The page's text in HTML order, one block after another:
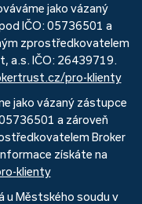
jako vázaný
IČO: 05736501 a
zprostředkovatelem
a.s. IČO: 26439719.
pro-klienty
jako vázaný zástupce
a zároveň
Broker
získáte na
klienty
u Městského soudu v